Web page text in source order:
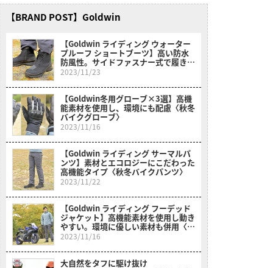
【BRAND POST】Goldwin
【Goldwin ライディング ウォーター
プルーフ ショートブーツ】高い防水
防風性。サイドファスナー式で履きや
すい〈秋冬バイクシューズ〉
2023/11/23
【Goldwin冬用グローブ×3選】高機
能素材を使用し、環境にも配慮〈秋冬
バイクグローブ〉
2023/11/16
【Goldwin ライディング サーマルパ
ンツ】素材とエコロジーにこだわった
高機能タイプ〈秋冬バイクパンツ〉
2023/11/22
【Goldwin ライディング フーデッド
ジャケット】高機能素材を使用し動き
やすい。環境に優しい素材も併用〈秋
冬バイクジャケット〉
2023/11/16
大自然をタフに駆け抜け